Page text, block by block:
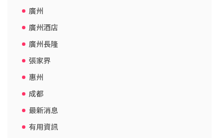
廣州
廣州酒店
廣州長隆
張家界
惠州
成都
最新消息
有用資訊